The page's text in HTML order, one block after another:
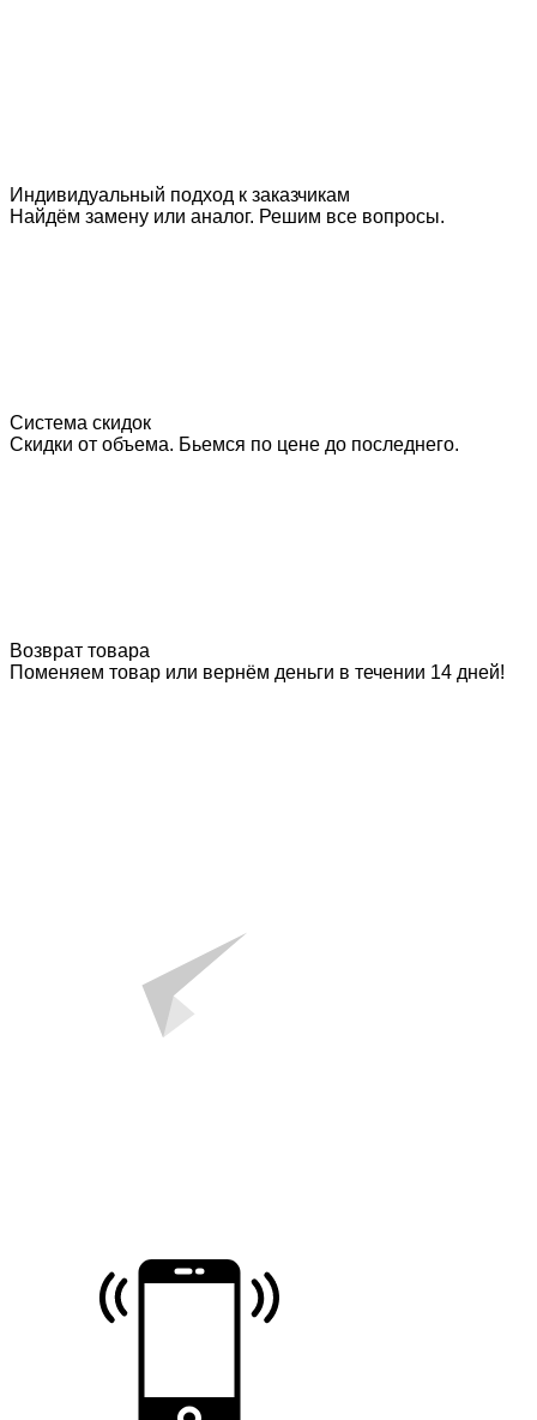
Индивидуальный подход к заказчикам
Найдём замену или аналог. Решим все вопросы.
Система скидок
Скидки от объема. Бьемся по цене до последнего.
Возврат товара
Поменяем товар или вернём деньги в течении 14 дней!